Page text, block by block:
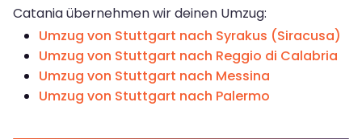
Catania übernehmen wir deinen Umzug:
Umzug von Stuttgart nach Syrakus (Siracusa)
Umzug von Stuttgart nach Reggio di Calabria
Umzug von Stuttgart nach Messina
Umzug von Stuttgart nach Palermo